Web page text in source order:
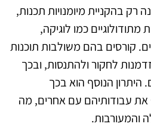
רק בהקניית מיומנויות תכנות,
כמו לוגיקה,
קורסים בהם משולבות תוכנות
לחקור ולהתנסות, ובכך
הנוסף הוא בכך
את עבודותיהם עם אחרים, מה
והמעורבות.